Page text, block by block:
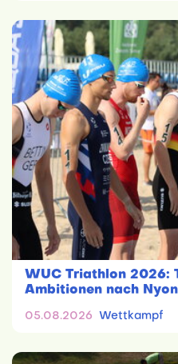
WUC Triathlon 2026:
Ambitionen nach Nyon
05.08.2026 Wettkampf